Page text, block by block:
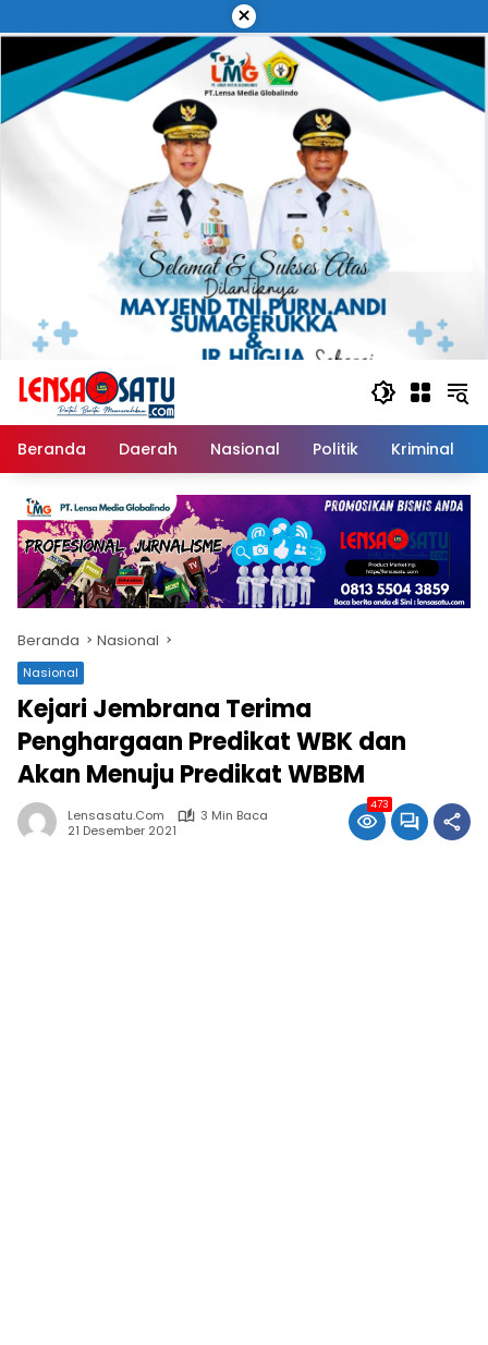
ke
konten
×
Beranda Daerah Nasional Politik Kriminal
Beranda Nasional
Nasional
Kejari Jembrana Terima
Penghargaan Predikat WBK dan
Akan Menuju Predikat WBBM
Lensasatu.com
3 Min Baca
21 Desember 2021
473